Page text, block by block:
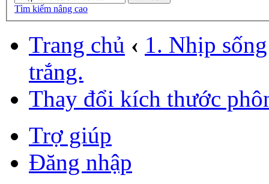
Tìm kiếm nâng cao
Trang chủ ‹ 1. Nhịp
trắng.
Thay đổi kích thước
Trợ giúp
Đăng nhập